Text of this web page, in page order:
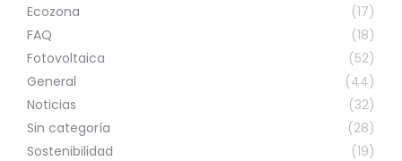
Ecozona
(17)
FAQ
(18)
Fotovoltaica
(52)
General
(44)
Noticias
(32)
Sin categoría
(28)
Sostenibilidad
(19)